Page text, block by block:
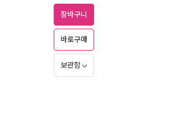
장바구니
바로구매
보관함